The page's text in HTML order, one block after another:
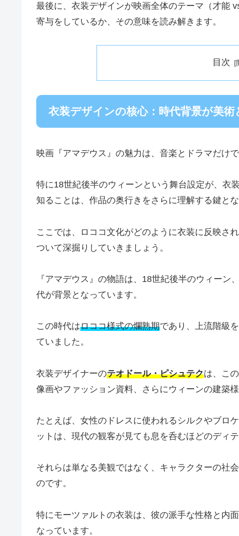
最後に、衣装デザインが映画全体のテーマ（才能
寄与をしているか、その意味を読み解きます。
目次
衣装デザインの核心：時代背景が美
映画『アマデウス』の魅力は、音楽とドラマだけ
特に18世紀後半のウィーンという舞台設定が、衣
知ることは、作品の奥行きをさらに理解する鍵とな
ここでは、ロココ文化がどのように衣装に反映さ
ついて深掘りしていきましょう。
『アマデウス』の物語は、18世紀後半のウィー
代が背景となっています。
この時代はロココ様式の爛熟期であり、上流階級
ていました。
衣装デザイナーのテオドール・ピシュテクは、こ
像画やファッション資料、さらにウィーンの建築
たとえば、女性のドレスに使われるシルクやブロ
ットは、現代の観客が見ても息を呑むほどのディ
それらは単なる美観ではなく、キャラクターの社
のです。
特にモーツァルトの衣装は、彼の派手な性格と内
なっています。